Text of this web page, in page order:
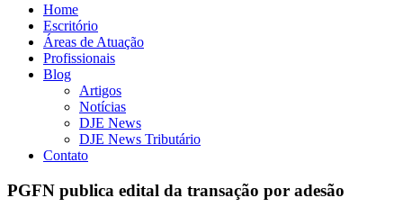
Home
Escritório
Áreas de Atuação
Profissionais
Blog
Artigos
Notícias
DJE News
DJE News Tributário
Contato
PGFN publica edital da transação por adesão